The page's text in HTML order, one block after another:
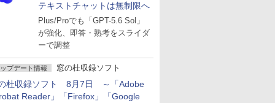
テキストチャットは無制限へ
Plus/Proでも「GPT-5.6 Sol」
が強化、即答・熟考をスライダ
ーで調整
プデート情報 窓の杜収録ソフト
杜収録ソフト 8月7日 ～「Adobe
Reader」「Firefox」「Google